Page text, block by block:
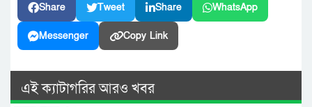
Share Tweet Share WhatsApp
Messenger Copy Link
এই ক্যাটাগরির আরও খবর